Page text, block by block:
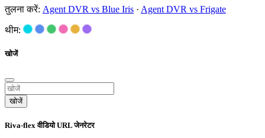
तुलना करें: Agent DVR vs Blue Iris · Agent DVR vs Frigate
थीम:
खोजें
खोजें
Riva-flex वीडियो URL जेनरेटर